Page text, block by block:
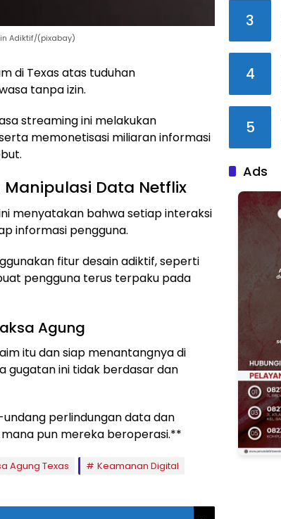
Adiktif/(pixabay)
di Texas atas tuduhan
tanpa izin.
streaming ini melakukan
memonetisasi miliaran informasi
Data Netflix
menyatakan bahwa setiap interaksi
informasi pengguna.
fitur desain adiktif, seperti
pengguna terus terpaku pada
Agung
itu dan siap menantangnya di
gugatan ini tidak berdasar dan
perlindungan data dan
pun mereka beroperasi.**
Agung Texas
Keamanan Digital
3
4
5
Ads